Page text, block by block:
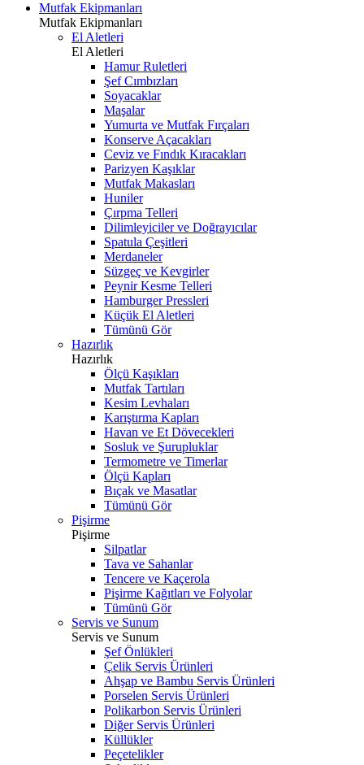
Mutfak Ekipmanları
Mutfak Ekipmanları
El Aletleri
El Aletleri
Hamur Ruletleri
Şef Cımbızları
Soyacaklar
Maşalar
Yumurta ve Mutfak Fırçaları
Konserve Açacakları
Ceviz ve Fındık Kıracakları
Parizyen Kaşıklar
Mutfak Makasları
Huniler
Çırpma Telleri
Dilimleyiciler ve Doğrayıcılar
Spatula Çeşitleri
Merdaneler
Süzgeç ve Kevgirler
Peynir Kesme Telleri
Hamburger Pressleri
Küçük El Aletleri
Tümünü Gör
Hazırlık
Hazırlık
Ölçü Kaşıkları
Mutfak Tartıları
Kesim Levhaları
Karıştırma Kapları
Havan ve Et Dövecekleri
Sosluk ve Şurupluklar
Termometre ve Timerlar
Ölçü Kapları
Bıçak ve Masatlar
Tümünü Gör
Pişirme
Pişirme
Silpatlar
Tava ve Sahanlar
Tencere ve Kaçerola
Pişirme Kağıtları ve Folyolar
Tümünü Gör
Servis ve Sunum
Servis ve Sunum
Şef Önlükleri
Çelik Servis Ürünleri
Ahşap ve Bambu Servis Ürünleri
Porselen Servis Ürünleri
Polikarbon Servis Ürünleri
Diğer Servis Ürünleri
Küllükler
Peçetelikler